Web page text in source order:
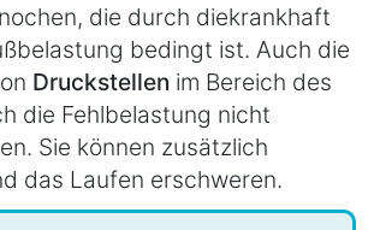
die durch diekrankhaft
bedingt ist. Auch die
Druckstellen im Bereich des
die Fehlbelastung nicht
Sie können zusätzlich
das Laufen erschweren.